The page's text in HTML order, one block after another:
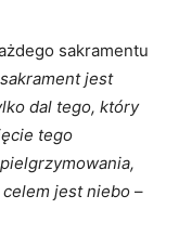
sakramentu
jest
dal tego, który
tego
jest niebo –